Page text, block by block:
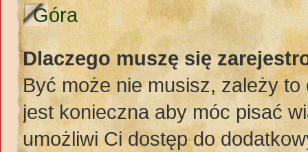
Góra
Dlaczego muszę się
Być może nie musisz, zależy
jest konieczna aby móc pisać
umożliwi Ci dostęp do